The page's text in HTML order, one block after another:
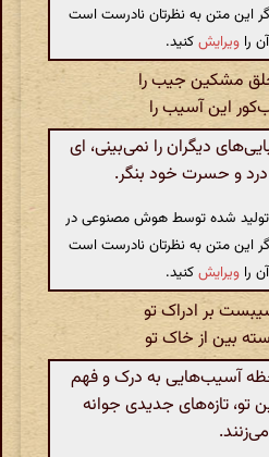
این متن به نظرتان نادرست است
را ویرایشکنید.
مشکین جیب را
این آسیب را
دیگران را نمی‌بینی، ای
و حسرت خود بنگر.
تولید شده توسط هوش مصنوعی در
این متن به نظرتان نادرست است
را ویرایشکنید.
بر ادراک تو
بین از خاک تو
آسیب‌هایی به درک و فهم
تو، تازه‌های جدیدی جوانه
می‌زنند.